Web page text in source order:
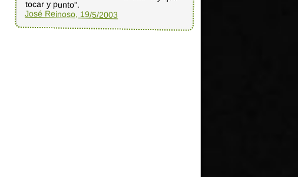
tocar y punto".
José Reinoso, 19/5/2003